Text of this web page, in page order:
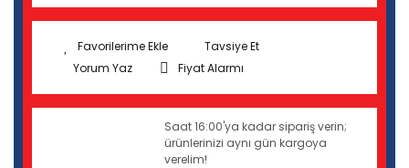
Tavsiye Et
Yorum Yaz
Fiyat Alarmı
Saat 16:00'ya kadar sipariş verin;
ürünlerinizi aynı gün kargoya
verelim!